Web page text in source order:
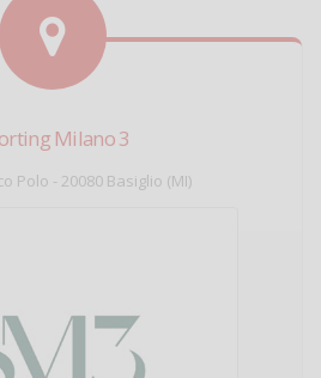
Milano 3
Polo - 20080 Basiglio (MI)